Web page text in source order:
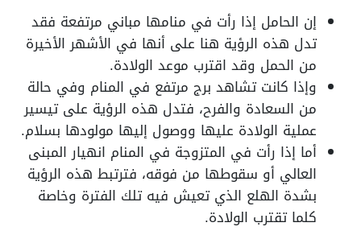
إن الحامل إذا رأت في منامها مباني مرتفعة فقد
تدل هذه الرؤية هنا على أنها في الأشهر الأخيرة
من الحمل وقد اقترب موعد الولادة.
وإذا كانت تشاهد برج مرتفع في المنام وفي حالة
من السعادة والفرح، فتدل هذه الرؤية على تيسير
عملية الولادة عليها ووصول إليها مولودها بسلام.
أما إذا رأت في المتزوجة في المنام انهيار المبنى
العالي أو سقوطها من فوقه، فترتبط هذه الرؤية
بشدة الهلع الذي تعيش فيه تلك الفترة وخاصة
كلما تقترب الولادة.